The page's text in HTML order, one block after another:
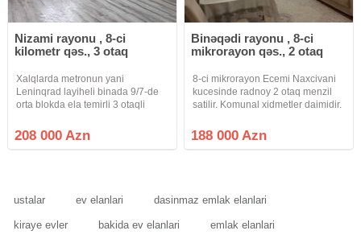
Nizami rayonu , 8-ci
kilometr qəs., 3 otaq
Xalqlarda metronun yani
Leninqrad layiheli binada 9/7-de
orta blokda ela temirli 3 otaqli
208 000 Azn
Binəqədi rayonu , 8-ci
mikrorayon qəs., 2 otaq
8-ci mikrorayon Ecemi Naxcivani
kucesinde radnoy 2 otaq menzil
satilir. Komunal xidmetler daimidir.
hem yuk lifti hem sernisin lifti var.
Binanin qarsisinda 276 nomreli
188 000 Azn
ustalar ev elanlari dasinmaz emlak elanlari
kiraye evler bakida ev elanlari emlak elanlari